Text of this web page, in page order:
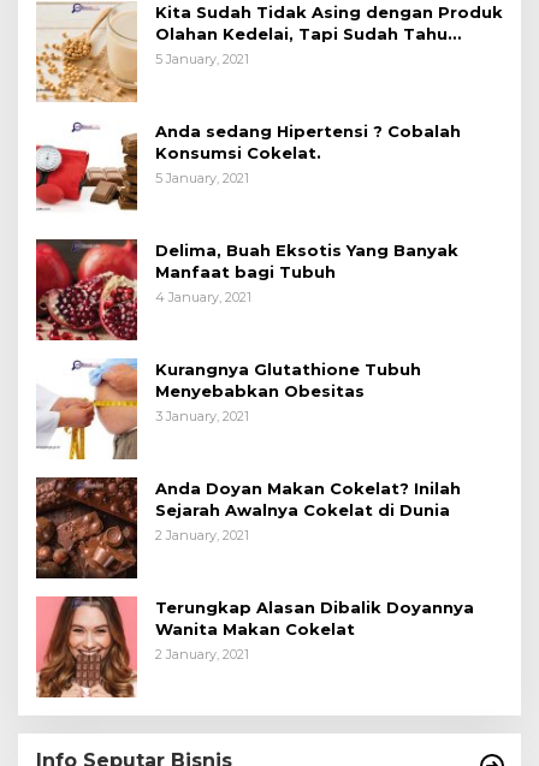
Kita Sudah Tidak Asing dengan Produk
Olahan Kedelai, Tapi Sudah Tahu
Manfaatnya untuk Kesehatan?
5 January, 2021
Anda sedang Hipertensi ? Cobalah
Konsumsi Cokelat.
5 January, 2021
Delima, Buah Eksotis Yang Banyak
Manfaat bagi Tubuh
4 January, 2021
Kurangnya Glutathione Tubuh
Menyebabkan Obesitas
3 January, 2021
Anda Doyan Makan Cokelat? Inilah
Sejarah Awalnya Cokelat di Dunia
2 January, 2021
Terungkap Alasan Dibalik Doyannya
Wanita Makan Cokelat
2 January, 2021
Info Seputar Bisnis